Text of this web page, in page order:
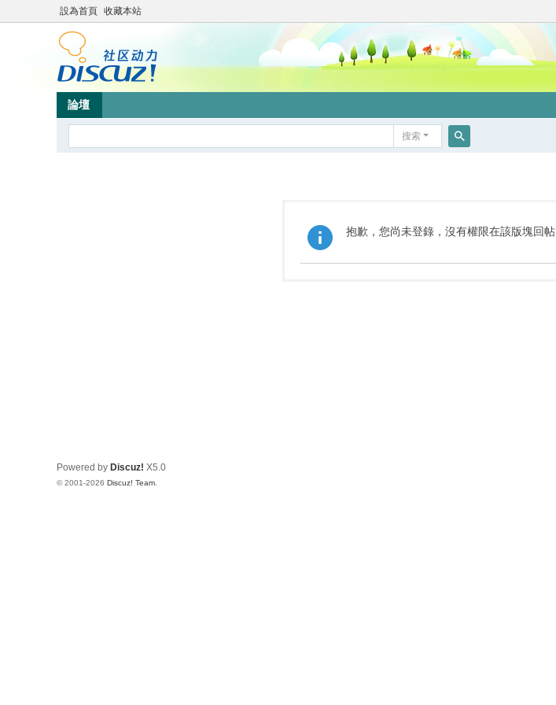
設為首頁 收藏本站
論壇
搜索
抱歉，您尚未登錄，沒有權限在該版塊回帖
Powered by Discuz! X5.0
© 2001-2026 Discuz! Team